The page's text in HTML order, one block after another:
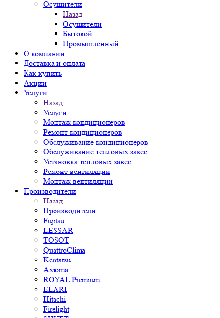
Осушители
Назад
Осушители
Бытовой
Промышленный
О компании
Доставка и оплата
Как купить
Акции
Услуги
Назад
Услуги
Монтаж кондиционеров
Ремонт кондиционеров
Обслуживание кондиционеров
Обслуживание тепловых завес
Установка тепловых завес
Ремонт вентиляции
Монтаж вентиляции
Производители
Назад
Производители
Fujitsu
LESSAR
TOSOT
QuattroClima
Kentatsu
Axioma
ROYAL Premium
ELARI
Hitachi
Firelight